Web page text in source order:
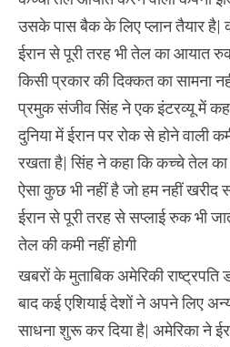
उसके पास बैक के लिए प्लान तैयार है|
ईरान से पूरी तरह भी तेल का आयात
किसी प्रकार की दिक्कत का सामना
प्रमुक संजीव सिंह ने एक इंटरव्यू में
दुनिया में ईरान पर रोक से होने वाली
रखता है| सिंह ने कहा कि कच्चे तेल का
ऐसा कुछ भी नहीं है जो हम नहीं
ईरान से पूरी तरह से सप्लाई रुक भी
तेल की कमी नहीं होगी
खबरों के मुताबिक अमेरिकी राष्ट्रपति
बाद कई एशियाई देशों ने अपने लिए
साधना शुरू कर दिया है| अमेरिका ने